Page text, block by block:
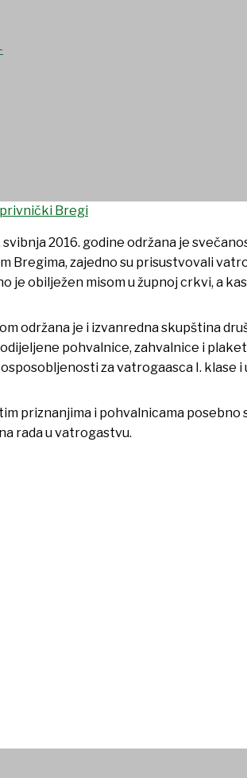
Bregi
svibnja 2016. godine održana je
Bregima, zajedno su prisustvovali
je obilježen misom u župnoj crkvi, a
održana je i izvanredna skupština
pohvalnice, zahvalnice i
za vatrogaasca I. klase
priznanjima i pohvalnicama
rada u vatrogastvu.